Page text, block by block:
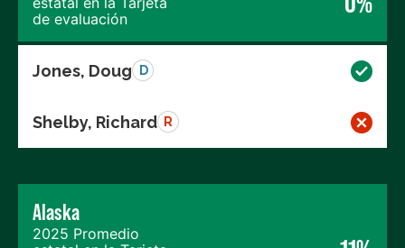
de evaluación
Jones, Doug D
Shelby, Richard R
Alaska
2025 Promedio